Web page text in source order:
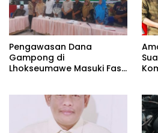
Pengawasan Dana
Gampong di
Lhokseumawe Masuki Fase